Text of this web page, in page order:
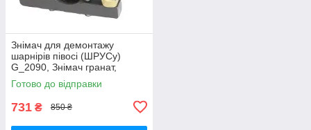
Знімач для демонтажу
шарнірів півосі (ШРУСу)
G_2090, Знімач гранат,
Універсальний знімач шрусів
Готово до відправки
731 ₴ 850 ₴